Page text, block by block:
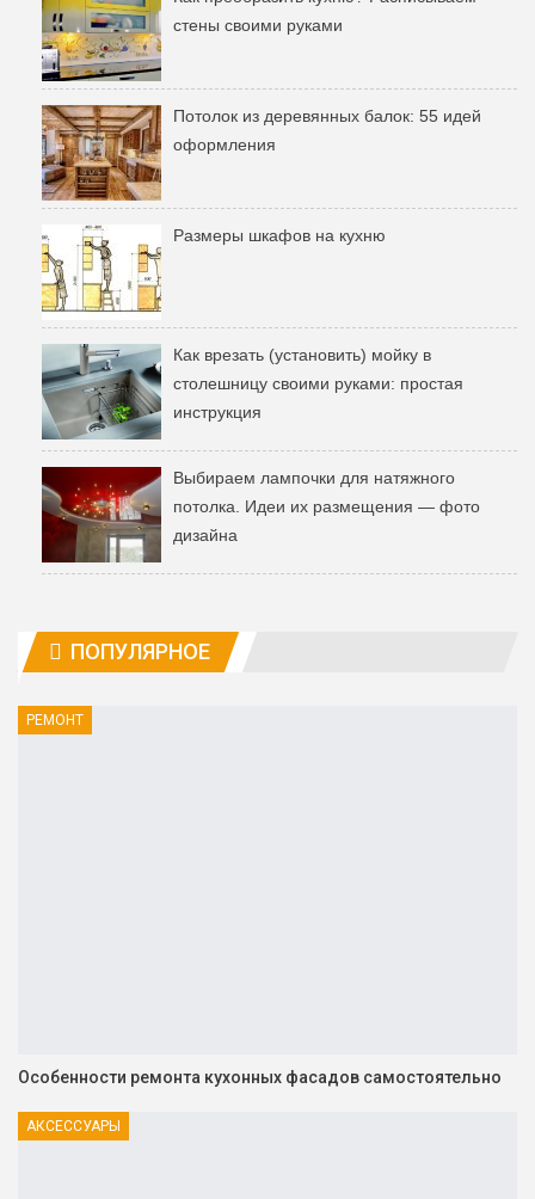
стены своими руками
Потолок из деревянных балок: 55 идей
оформления
Размеры шкафов на кухню
Как врезать (установить) мойку в
столешницу своими руками: простая
инструкция
Выбираем лампочки для натяжного
потолка. Идеи их размещения — фото
дизайна
ПОПУЛЯРНОЕ
РЕМОНТ
Особенности ремонта кухонных фасадов самостоятельно
АКСЕССУАРЫ